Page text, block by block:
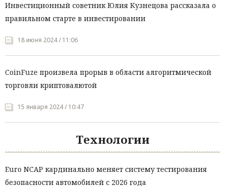
Инвестиционный советник Юлия Кузнецова рассказала о
правильном старте в инвестировании
18 июня 2024 / 11:06
CoinFuze произвела прорыв в области алгоритмической
торговли криптовалютой
15 января 2024 / 10:47
Технологии
Euro NCAP кардинально меняет систему тестирования
безопасности автомобилей с 2026 года